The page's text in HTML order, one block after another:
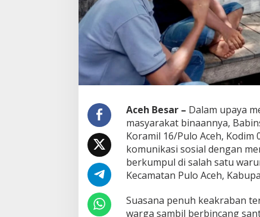
r
u
n
g
K
o
p
e
r
e
r
a
t
i
l
Aceh Besar – Dalam upaya
masyarakat binaannya,
Koramil 16/Pulo Aceh, Kodim
komunikasi sosial dengan
berkumpul di salah satu
Kecamatan Pulo Aceh,
Suasana penuh keakraban
warga sambil berbincang